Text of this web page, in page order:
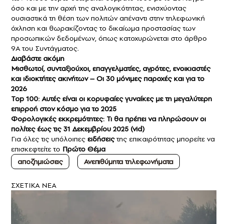
όσο και με την αρχή της αναλογικότητας, ενισχύοντας
ουσιαστικά τη θέση των πολιτών απέναντι στην τηλεφωνική
όχληση και θωρακίζοντας το δικαίωμα προστασίας των
προσωπικών δεδομένων, όπως κατοχυρώνεται στο άρθρο
9Α του Συντάγματος.
Διαβάστε ακόμη
Mισθωτοί, συνταξιούχοι, επαγγελματίες, αγρότες, ενοικιαστές
και ιδιοκτήτες ακινήτων – Οι 30 μόνιμες παροχές και για το
2026
Top 100: Αυτές είναι οι κορυφαίες γυναίκες με τη μεγαλύτερη
επιρροή στον κόσμο για το 2025
Φορολογικές εκκρεμότητες: Τι θα πρέπει να πληρώσουν οι
πολίτες έως τις 31 Δεκεμβρίου 2025 (vid)
Για όλες τις υπόλοιπες ειδήσειςτης επικαιρότητας μπορείτε να
επισκεφτείτε το Πρώτο Θέμα
αποζημιώσεις
Ανεπιθύμητα τηλεφωνήματα
ΣXETIKA NEA